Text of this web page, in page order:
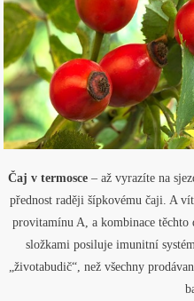
Čaj v termosce – až vyrazíte na
přednost raději šípkovému čaji. A
provitamínu A, a kombinace
složkami posiluje imunitní
„životabudič“, než všechny